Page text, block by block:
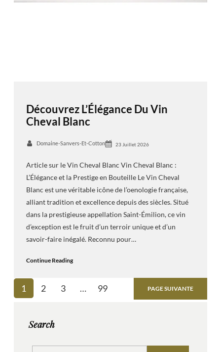
Découvrez L’Élégance Du Vin
Cheval Blanc
Domaine-Sanvers-Et-Cotton 23 Juillet 2026
Article sur le Vin Cheval Blanc Vin Cheval Blanc :
L’Élégance et la Prestige en Bouteille Le Vin Cheval
Blanc est une véritable icône de l’oenologie française,
alliant tradition et excellence depuis des siècles. Situé
dans la prestigieuse appellation Saint-Émilion, ce vin
d’exception est le fruit d’un terroir unique et d’un
savoir-faire inégalé. Reconnu pour…
Continue Reading
1 2 3 … 99 PAGE SUIVANTE
Search